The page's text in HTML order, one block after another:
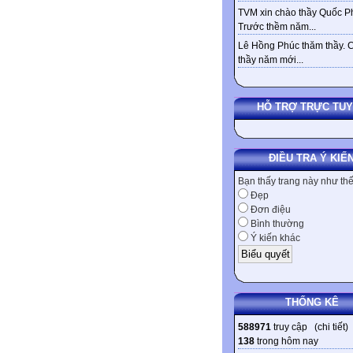
TVM xin chào thầy Quốc
Trước thềm năm...
Lê Hồng Phúc thăm thầy.
thầy năm mới...
HỖ TRỢ TRỰC
ĐIỀU TRA Ý
Bạn thấy trang này như
Đẹp
Đơn điệu
Bình thường
Ý kiến khác
THỐNG KÊ
588971 truy cập (chi tiết)
138 trong hôm nay